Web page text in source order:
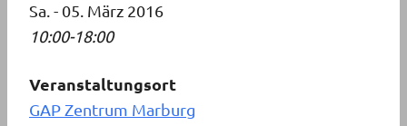
Sa. - 05. März 2016
10:00-18:00
Veranstaltungsort
GAP Zentrum Marburg